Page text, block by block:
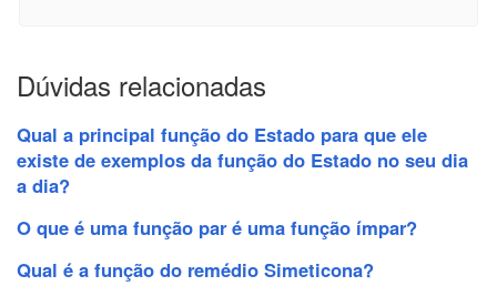
Dúvidas relacionadas
Qual a principal função do Estado para que ele
existe de exemplos da função do Estado no seu dia
a dia?
O que é uma função par é uma função ímpar?
Qual é a função do remédio Simeticona?